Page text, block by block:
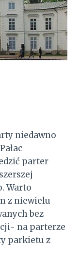
niedawno
parter
Warto
z niewielu
bez
na parterze
parkietu z